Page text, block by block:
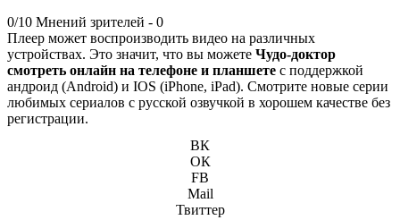
0/10 Мнений зрителей - 0
Плеер может воспроизводить видео на различных
устройствах. Это значит, что вы можете Чудо-доктор
смотреть онлайн на телефоне и планшете с поддержкой
андроид (Android) и IOS (iPhone, iPad). Смотрите новые серии
любимых сериалов с русской озвучкой в хорошем качестве без
регистрации.
ВК
ОК
FB
Mail
Твиттер